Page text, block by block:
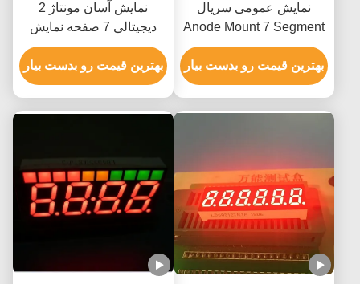
نمایش عمومی سریال
Anode Mount 7 Segment
Display ، 1 Digit 7
Segment Display Ultra
Bright
بهترین قیمت رو بدست بیار
نمایش آسان مونتاژ 2
دیجیتالی 7 صفحه نمایش
LED ، Segment Seven
Season Display Ultra
Bright White
بهترین قیمت رو بدست بیار